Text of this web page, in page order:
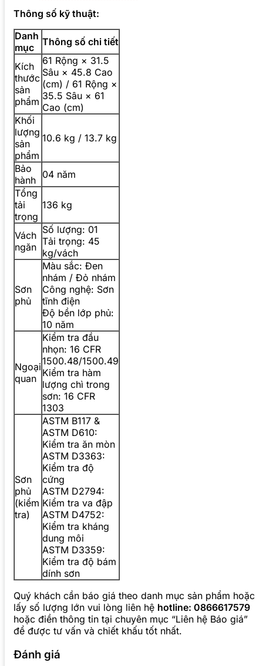
Thông số kỹ thuật:
Danh
mục
Thông số chi tiết
Kích
thước
sản
phẩm
61 Rộng × 31.5
Sâu × 45.8 Cao
(cm) / 61 Rộng ×
35.5 Sâu × 61
Cao (cm)
Khối
lượng
sản
phẩm
10.6 kg / 13.7 kg
Bảo
hành 04 năm
Tổng
tải
trọng
136 kg
Vách
ngăn
Số lượng: 01
Tải trọng: 45
kg/vách
Sơn
phủ
Màu sắc: Đen
nhám / Đỏ nhám
Công nghệ: Sơn
tĩnh điện
Độ bền lớp phủ:
10 năm
Ngoại
quan
Kiểm tra đầu
nhọn: 16 CFR
1500.48/1500.49
Kiểm tra hàm
lượng chì trong
sơn: 16 CFR
1303
Sơn
phủ
(kiểm
tra)
ASTM B117 &
ASTM D610:
Kiểm tra ăn mòn
ASTM D3363:
Kiểm tra độ
cứng
ASTM D2794:
Kiểm tra va đập
ASTM D4752:
Kiểm tra kháng
dung môi
ASTM D3359:
Kiểm tra độ bám
dính sơn
Quý khách cần báo giá theo danh mục sản phẩm hoặc
lấy số lượng lớn vui lòng liên hệ hotline: 0866617579
hoặc điền thông tin tại chuyên mục “Liên hệ Báo giá”
để được tư vấn và chiết khấu tốt nhất.
Đánh giá